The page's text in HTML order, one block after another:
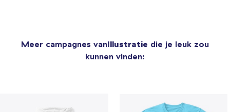
Meer campagnes vanIllustratie die je leuk zou
kunnen vinden: